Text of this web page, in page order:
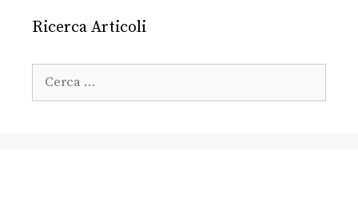
Ricerca Articoli